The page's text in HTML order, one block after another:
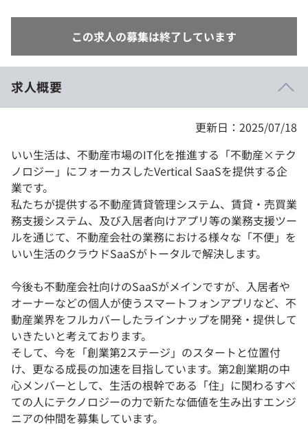
この求人の募集は終了しています
求人概要
更新日：2025/07/18
いい生活は、不動産市場のIT化を推進する「不動産×テク
ノロジー」にフォーカスしたVertical SaaSを提供する企
業です。
私たちが提供する不動産賃貸管理システム、賃貸・売買業
務支援システム、及び入居者向けアプリ等の業務支援ツー
ルを通じて、不動産会社の業務における様々な「不便」を
いい生活のクラウドSaaSがトータルで解決します。
今後も不動産会社向けのSaaSがメインですが、入居者や
オーナーなどの個人が使うスマートフォンアプリなど、不
動産業界をフルカバーしたラインナップを開発・提供して
いきたいと考えております。
そして、今を「創業第2ステージ」のスタートと位置付
け、更なる成長の加速を目指しています。第2創業期の中
心メンバーとして、生活の根幹である「住」に関わるすべ
ての人にテクノロジーの力で新たな価値を生み出すエンジ
ニアの仲間を募集しています。